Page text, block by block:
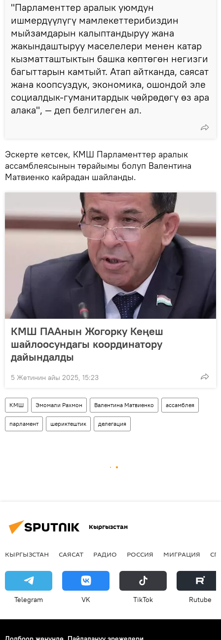
"Парламенттер аралык уюмдун
ишмердүүлүгү мамлекеттерибиздин
мыйзамдарын калыптандыруу жана
жакындаштыруу маселелери менен катар
кызматташтыктын башка көптөгөн негизги
багыттарын камтыйт. Атап айтканда, саясат
жана коопсуздук, экономика, ошондой эле
социалдык-гуманитардык чөйрөдөгү өз ара
алака", — деп белгилеген ал.
Эскерте кетсек, КМШ Парламенттер аралык
ассамблеясынын төрайымы болуп Валентина
Матвиенко кайрадан шайланды.
КМШ ПААнын Жогорку Кеңеш
шайлоосундагы координатору
дайындалды
5 Жетинин айы 2025, 15:23
КМШ Эмомали Рахмон Валентина Матвиенко ассамблея
парламент шериктештик делегация
Кыргызстан
КЫРГЫЗСТАН САЯСАТ РАДИО РОССИЯ МИГРАЦИЯ
Telegram VK ТikТоk Rutube